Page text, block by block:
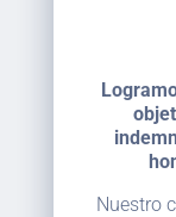
Nuestro